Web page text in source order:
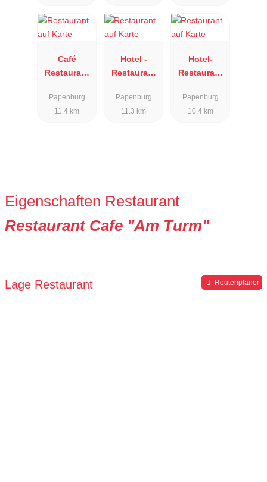
Café
Restaurant
Papenburg
11.4 km
Hotel -
Restaurant
Gasthaus
Kuhr
Papenburg
11.3 km
Hotel-
Restaurant
Papenburg
10.4 km
Eigenschaften Restaurant
Restaurant Cafe "Am Turm"
Lage Restaurant Routenplaner